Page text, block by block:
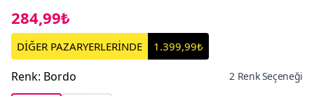
284,99₺
DİĞER PAZARYERLERİNDE 1.399,99₺
Renk: Bordo 2 Renk Seçeneği